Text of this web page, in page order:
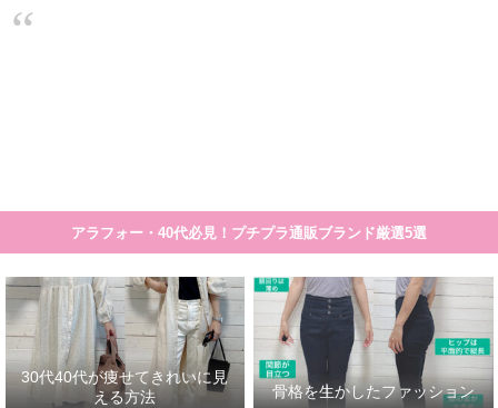
アラフォー・40代必見！プチプラ通販ブランド厳選5選
30代40代が痩せてきれいに見
える方法
骨格を生かしたファッション